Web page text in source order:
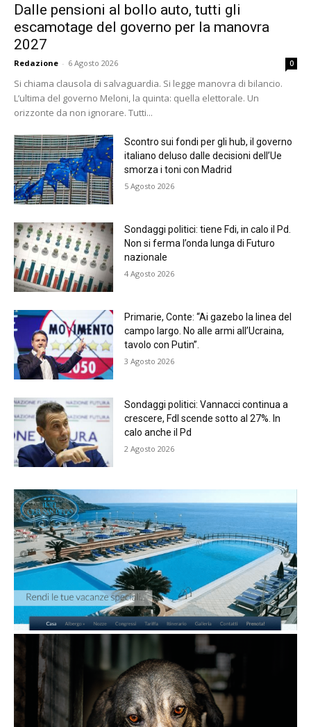
Dalle pensioni al bollo auto, tutti gli
escamotage del governo per la manovra
2027
Redazione - 6 Agosto 2026 0
Si chiama clausola di salvaguardia. Si legge manovra di bilancio.
L’ultima del governo Meloni, la quinta: quella elettorale. Un
orizzonte da non ignorare. Tutti...
Scontro sui fondi per gli hub, il governo
italiano deluso dalle decisioni dell’Ue
smorza i toni con Madrid
5 Agosto 2026
Sondaggi politici: tiene Fdi, in calo il Pd.
Non si ferma l’onda lunga di Futuro
nazionale
4 Agosto 2026
Primarie, Conte: “Ai gazebo la linea del
campo largo. No alle armi all’Ucraina,
tavolo con Putin”.
3 Agosto 2026
Sondaggi politici: Vannacci continua a
crescere, FdI scende sotto al 27%. In
calo anche il Pd
2 Agosto 2026